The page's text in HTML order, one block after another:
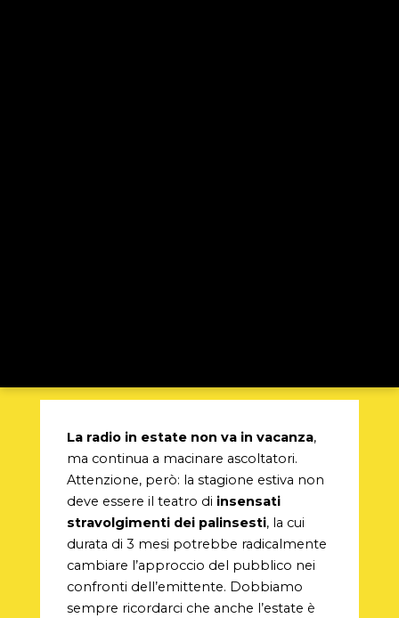
La radio in estate non va in vacanza,
ma continua a macinare ascoltatori.
Attenzione, però: la stagione estiva non
deve essere il teatro di insensati
stravolgimenti dei palinsesti, la cui
durata di 3 mesi potrebbe radicalmente
cambiare l’approccio del pubblico nei
confronti dell’emittente. Dobbiamo
sempre ricordarci che anche l’estate è